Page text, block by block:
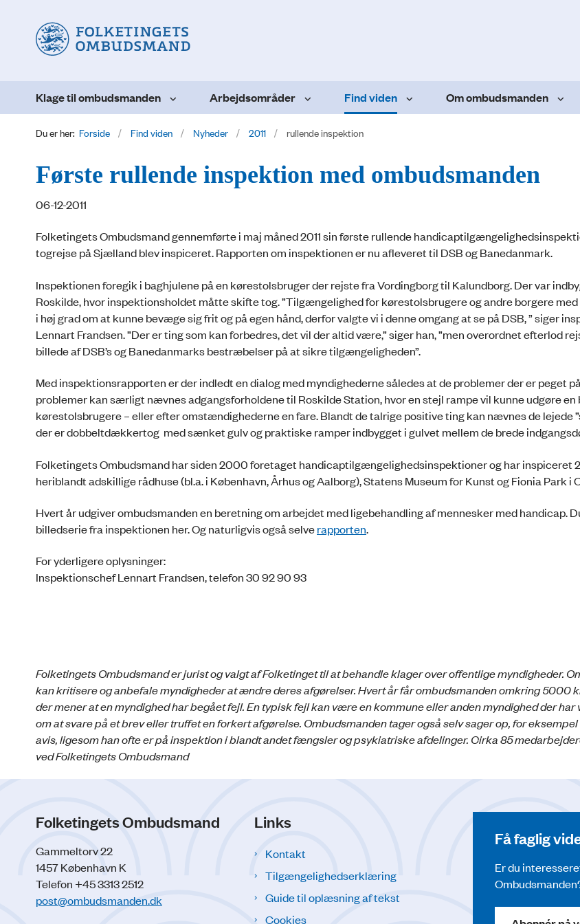
Klage til ombudsmanden Arbejdsområder Find viden Om ombudsmanden
Du er her: Forside Find viden Nyheder 2011 rullende inspektion
Første rullende inspektion med ombudsmanden
06-12-2011
Folketingets Ombudsmand gennemførte i maj måned 2011 sin første rullende
togrejse på Sjælland blev inspiceret. Rapporten om inspektionen er nu afleveret til DSB og Banedanmark.
Inspektionen foregik i baghjulene på en kørestolsbruger der rejste fra Vordingborg til Kalundborg. Der var
Roskilde, hvor inspektionsholdet måtte skifte tog. ”Tilgængelighed for kørestolsbrugere og andre borgere
i høj grad om at kunne bevæge sig frit og på egen hånd, derfor valgte vi i denne omgang at se på DSB, ” siger
Lennart Frandsen. ”Der er ting som kan forbedres, det vil der altid være,” siger han, ”men overordnet efterlod
billede af DSB’s og Banedanmarks bestræbelser på at sikre tilgængeligheden”.
Med inspektionsrapporten er der indledt en dialog med myndighederne således at de problemer der er peget
problemer kan særligt nævnes adgangsforholdene til Roskilde Station, hvor en stejl rampe vil kunne udgøre en
kørestolsbrugere – eller efter omstændighederne en fare. Blandt de talrige positive ting kan nævnes de lejede
der er dobbeltdækkertog med sænket gulv og praktiske ramper indbygget i gulvet mellem de brede
Folketingets Ombudsmand har siden 2000 foretaget handicaptilgængelighedsinspektioner og har inspiceret
heriblandt adskillige rådhuse (bl.a. i København, Århus og Aalborg), Statens Museum for Kunst og Fionia Park i
Hvert år udgiver ombudsmanden en beretning om arbejdet med ligebehandling af mennesker med handicap.
billedserie fra inspektionen her. Og naturligvis også selverapporten.
For yderligere oplysninger:
Inspektionschef Lennart Frandsen, telefon 30 92 90 93
Folketingets Ombudsmand er jurist og valgt af Folketinget til at behandle klager over offentlige myndigheder.
kan kritisere og anbefale myndigheder at ændre deres afgørelser. Hvert år får ombudsmanden omkring 5000
der mener at en myndighed har begået fejl. En typisk fejl kan være en kommune eller anden myndighed der
om at svare på et brev eller truffet en forkert afgørelse. Ombudsmanden tager også selv sager op, for
avis, ligesom han ofte er på inspektion i blandt andet fængsler og psykiatriske afdelinger. Cirka 85
ved Folketingets Ombudsmand
Folketingets Ombudsmand
Gammeltorv 22
1457 København K
Telefon +45 3313 2512
post@ombudsmanden.dk
Links
Kontakt
Tilgængelighedserklæring
Guide til oplæsning af tekst
Cookies
Få faglig
Er du